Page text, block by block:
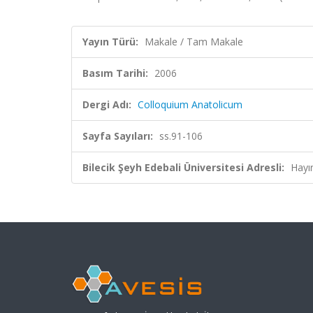
Yayın Türü: Makale / Tam Makale
Basım Tarihi: 2006
Dergi Adı: Colloquium Anatolicum
Sayfa Sayıları: ss.91-106
Bilecik Şeyh Edebali Üniversitesi Adresli: Hayır